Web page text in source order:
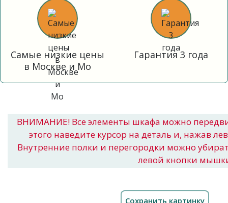
Самые низкие цены
в Москве и Мо
Гарантия 3 года
ВНИМАНИЕ! Все элементы шкафа можно
этого наведите курсор на деталь и, нажав
Внутренние полки и перегородки можно
левой кнопки